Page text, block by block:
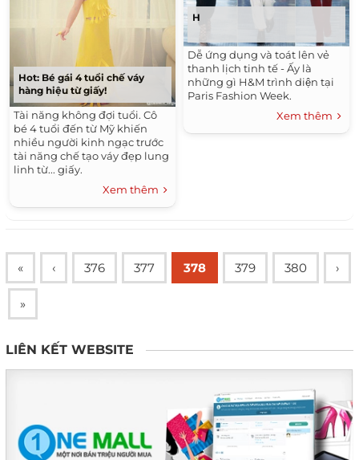
Hot: Bé gái 4 tuổi chế váy
hàng hiệu từ giấy!
Tài năng không đợi tuổi. Cô
bé 4 tuổi đến từ Mỹ khiến
nhiều người kinh ngạc trước
tài năng chế tạo váy đẹp lung
linh từ... giấy.
Xem thêm
H
Dễ ứng dụng và toát lên vẻ
thanh lịch tinh tế - Ấy là
những gì H&M trình diện tại
Paris Fashion Week.
Xem thêm
« ‹ 376 377 378 379 380 ›
»
LIÊN KẾT WEBSITE